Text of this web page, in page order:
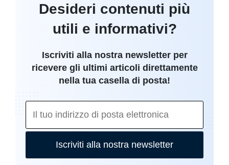
Desideri contenuti più
utili e informativi?
Iscriviti alla nostra newsletter per
ricevere gli ultimi articoli direttamente
nella tua casella di posta!
Iscriviti alla nostra newsletter